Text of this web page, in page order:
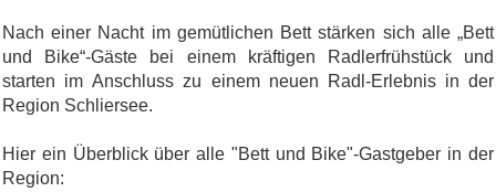
Nach einer Nacht im gemütlichen Bett stärken sich alle „Bett
und Bike“-Gäste bei einem kräftigen Radlerfrühstück und
starten im Anschluss zu einem neuen Radl-Erlebnis in der
Region Schliersee.
Hier ein Überblick über alle "Bett und Bike"-Gastgeber in der
Region: